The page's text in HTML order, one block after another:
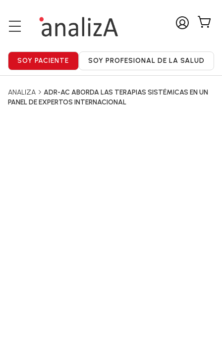
ANALIZA
ADR-AC ABORDA LAS TERAPIAS SISTÉMICAS EN UN
PANEL DE EXPERTOS INTERNACIONAL